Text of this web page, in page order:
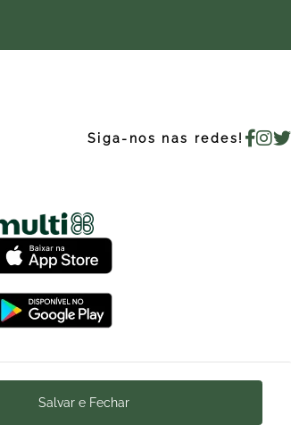
Siga-nos nas redes!
Conosco
Salvar e Fechar